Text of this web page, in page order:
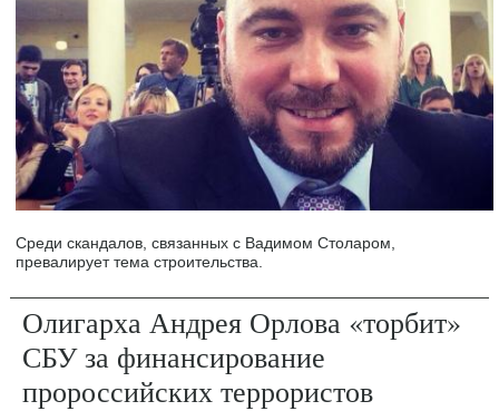
Среди скандалов, связанных с Вадимом Столаром,
превалирует тема строительства.
Олигарха Андрея Орлова «торбит»
СБУ за финансирование
пророссийских террористов